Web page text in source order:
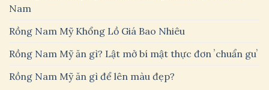
Nam
Rồng Nam Mỹ Khổng Lồ Giá Bao Nhiêu
Rồng Nam Mỹ ăn gì? Lật mở bí mật thực đơn ʼchuẩn guʼ
Rồng Nam Mỹ ăn gì để lên màu đẹp?